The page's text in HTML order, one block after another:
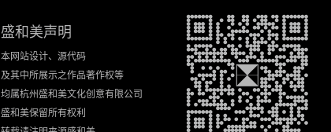
盛和美声明
本网站设计、源代码
及其中所展示之作品著作权等
均属杭州盛和美文化创意有限公司
盛和美保留所有权利